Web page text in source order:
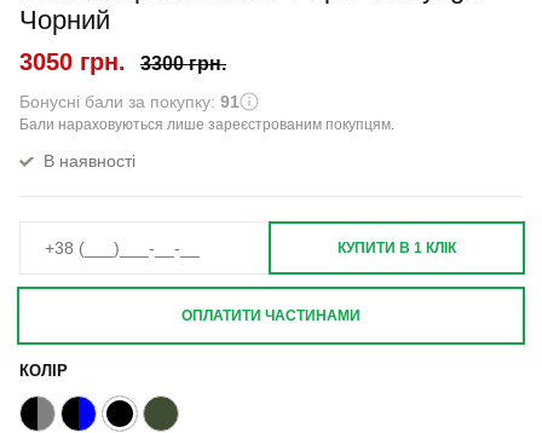
Чорний
3050 грн. 3300 грн.
Бонусні бали за покупку: 91
Бали нараховуються лише зареєстрованим покупцям.
В наявності
КОЛІР
КУПИТИ В 1 КЛІК
ОПЛАТИТИ ЧАСТИНАМИ